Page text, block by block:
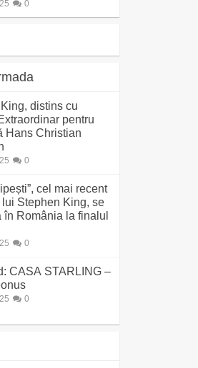
0
distins cu
pentru
Hans Christian
0
cel mai recent
lui Stephen King, se
în România la finalul
0
CASA STARLING –
0